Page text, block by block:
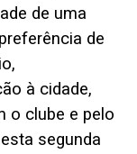
de uma
de
à cidade,
o clube e pelo
segunda